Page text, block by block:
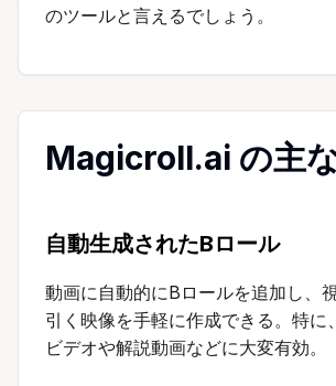
のツールと言えるでしょう。
Magicroll.ai の主
自動生成されたBロール
動画に自動的にBロールを追加し、
引く映像を手軽に作成できる。特に
ビデオや解説動画などに大変有効。